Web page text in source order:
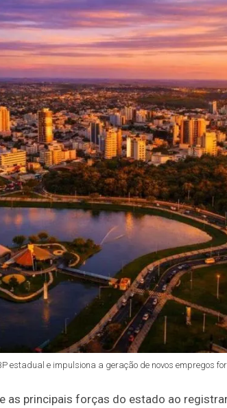
estadual e impulsiona a geração de novos empregos
as principais forças do estado ao